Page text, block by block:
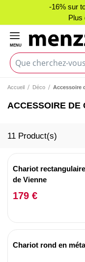
-16% sur
Plus
MENU
Accueil Déco Accessoire
ACCESSOIRE DE
11 Product(s)
Chariot
de Vienne
179 €
Chariot rond en